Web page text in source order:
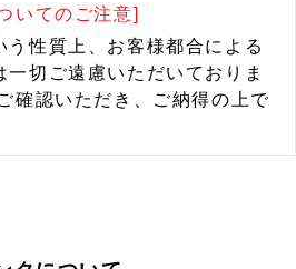
いてのご注意]
う性質上、お客様都合による
切ご遠慮いただいておりま
確認いただき、ご納得の上で